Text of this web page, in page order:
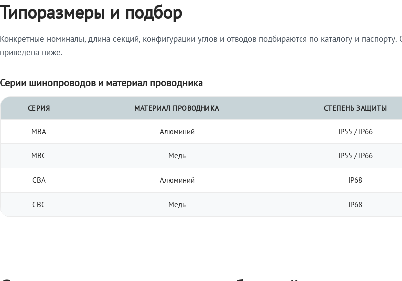
Типоразмеры и подбор
Конкретные номиналы, длина секций, конфигурации углов и отводов подбираются по каталогу и паспорту.
приведена ниже.
Серии шинопроводов и материал проводника
СЕРИЯ МАТЕРИАЛ ПРОВОДНИКА СТЕПЕНЬ ЗАЩИТЫ
МВА Алюминий IP55 / IP66
МВС Медь IP55 / IP66
СВА Алюминий IP68
СВС Медь IP68